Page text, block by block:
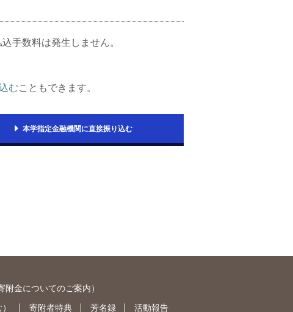
手数料は発生しません。
むこともできます。
本学指定金融機関に直接振り込む
附金についてのご案内 ）
） 寄附者特典 芳名録 活動報告